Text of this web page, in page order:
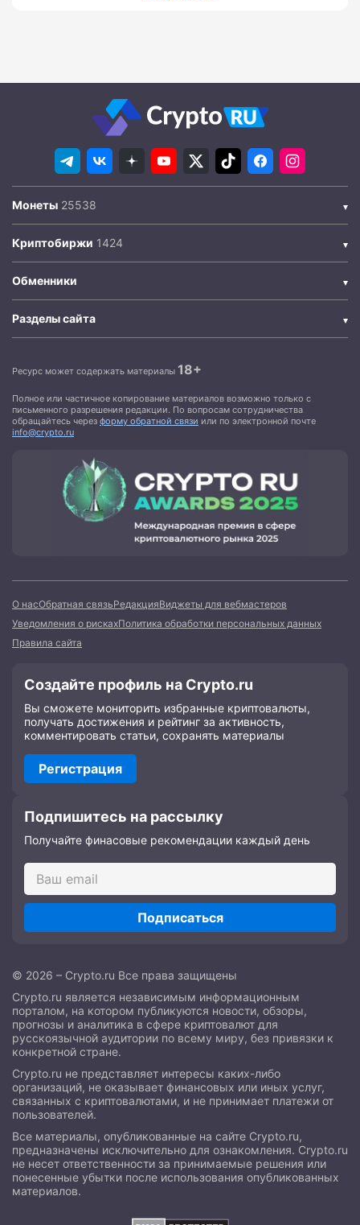
Монеты
Криптобиржи
Обменники
Разделы сайта
Ресурс может содержать материалы 18+
Полное или частичное копирование материалов возможно только с
письменного разрешения редакции. По вопросам сотрудничества
обращайтесь через форму обратной связи или по электронной почте
info@crypto.ru
О насОбратная связьРедакцияВиджеты для вебмастеров
Уведомления о рискахПолитика обработки персональных данных
Правила сайта
Создайте профиль на Crypto.ru
Вы сможете мониторить избранные криптовалюты,
получать достижения и рейтинг за активность,
комментировать статьи, сохранять материалы
Регистрация
Подпишитесь на рассылку
Получайте финасовые рекомендации каждый день
Подписаться
© 2026 – Crypto.ru Все права защищены
Crypto.ru является независимым информационным
порталом, на котором публикуются новости, обзоры,
прогнозы и аналитика в сфере криптовалют для
русскоязычной аудитории по всему миру, без привязки к
конкретной стране.
Crypto.ru не представляет интересы каких-либо
организаций, не оказывает финансовых или иных услуг,
связанных с криптовалютами, и не принимает платежи от
пользователей.
Все материалы, опубликованные на сайте Crypto.ru,
предназначены исключительно для ознакомления. Crypto.ru
не несет ответственности за принимаемые решения или
понесенные убытки после использования опубликованных
материалов.